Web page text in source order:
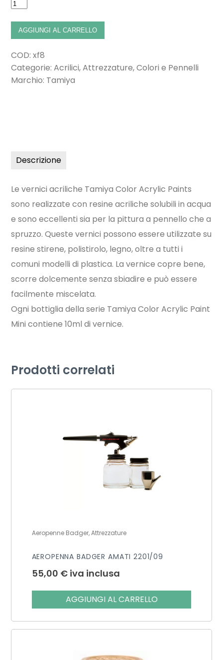
AGGIUNGI AL CARRELLO
COD:xf8
Categorie:Acrilici,Attrezzature,Colori e Pennelli
Marchio: Tamiya
Descrizione
Le vernici acriliche Tamiya Color Acrylic Paints
sono realizzate con resine acriliche solubili in acqua
e sono eccellenti sia per la pittura a pennello che a
spruzzo. Queste vernici possono essere utilizzate su
resine stirene, polistirolo, legno, oltre a tutti i
comuni modelli di plastica. La vernice copre bene,
scorre dolcemente senza sbiadire e può essere
facilmente miscelata.
Ogni bottiglia della serie Tamiya Color Acrylic Paint
Mini contiene 10ml di vernice.
Prodotti correlati
Aeropenne Badger, Attrezzature
AEROPENNA BADGER AMATI 2201/09
55,00 € iva inclusa
AGGIUNGI AL CARRELLO